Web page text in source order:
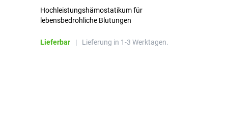
Hochleistungshämostatikum für
lebensbedrohliche Blutungen
Lieferbar | Lieferung in 1-3 Werktagen.